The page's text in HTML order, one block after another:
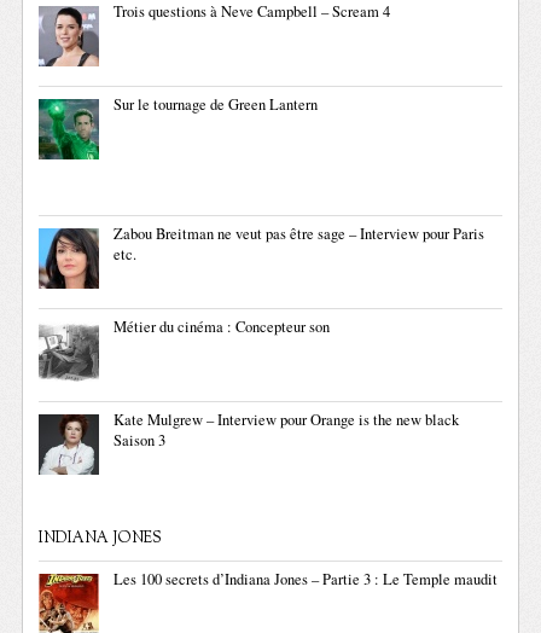
Trois questions à Neve Campbell – Scream 4
Sur le tournage de Green Lantern
Zabou Breitman ne veut pas être sage – Interview pour Paris
etc.
Métier du cinéma : Concepteur son
Kate Mulgrew – Interview pour Orange is the new black
Saison 3
INDIANA JONES
Les 100 secrets d’Indiana Jones – Partie 3 : Le Temple maudit